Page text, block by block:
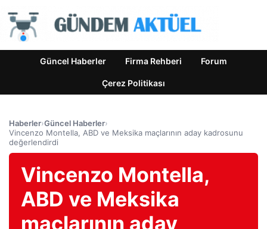
Güncel Haberler Firma Rehberi Forum
Çerez Politikası
Haberler›Güncel Haberler›
Vincenzo Montella, ABD ve Meksika maçlarının aday kadrosunu
değerlendirdi
Vincenzo Montella,
ABD ve Meksika
maçlarının aday